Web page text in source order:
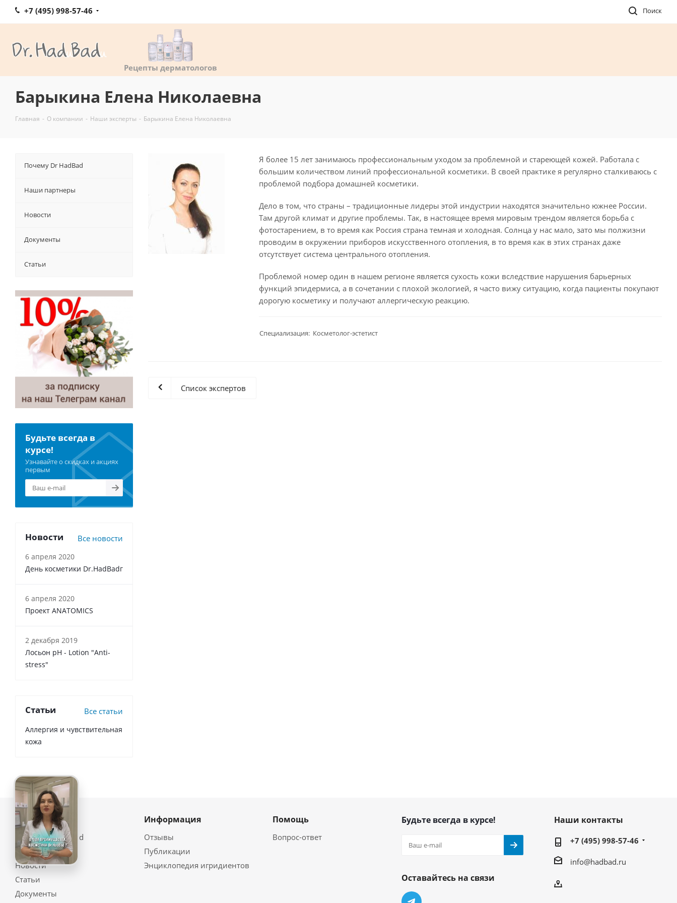
+7 (495) 998-57-46 Поиск
Рецепты дерматологов
Барыкина Елена Николаевна
Главная - О компании - Наши эксперты - Барыкина Елена Николаевна
Я более 15 лет занимаюсь профессиональным уходом за проблемной и стареющей кожей. Работала с
большим количеством линий профессиональной косметики. В своей практике я регулярно сталкиваюсь с
проблемой подбора домашней косметики.
Дело в том, что страны – традиционные лидеры этой индустрии находятся значительно южнее России.
Там другой климат и другие проблемы. Так, в настоящее время мировым трендом является борьба с
фотостарением, в то время как Россия страна темная и холодная. Солнца у нас мало, зато мы полжизни
проводим в окружении приборов искусственного отопления, в то время как в этих странах даже
отсутствует система центрального отопления.
Проблемой номер один в нашем регионе является сухость кожи вследствие нарушения барьерных
функций эпидермиса, а в сочетании с плохой экологией, я часто вижу ситуацию, когда пациенты покупают
дорогую косметику и получают аллергическую реакцию.
Специализация: Косметолог-эстетист
Список экспертов
Почему Dr HadBad
Наши партнеры
Новости
Документы
Статьи
Будьте всегда в
курсе!
Узнавайте о скидках и акциях
первым
Новости Все новости
6 апреля 2020
День косметики Dr.HadBadг
6 апреля 2020
Проект ANATOMICS
2 декабря 2019
Лосьон pH - Lotion "Anti-
stress"
Статьи Все статьи
Аллергия и чувствительная
кожа
О компании
Почему Dr HadBad
Наши партнеры
Новости
Статьи
Документы
Информация
Отзывы
Публикации
Энциклопедия игридиентов
Помощь
Вопрос-ответ
Будьте всегда в курсе!
Оставайтесь на связи
Наши контакты
+7 (495) 998-57-46
info@hadbad.ru